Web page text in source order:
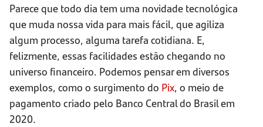
Parece que todo dia tem uma novidade tecnológica
que muda nossa vida para mais fácil, que agiliza
algum processo, alguma tarefa cotidiana. E,
felizmente, essas facilidades estão chegando no
universo financeiro. Podemos pensar em diversos
exemplos, como o surgimento do Pix, o meio de
pagamento criado pelo Banco Central do Brasil em
2020.